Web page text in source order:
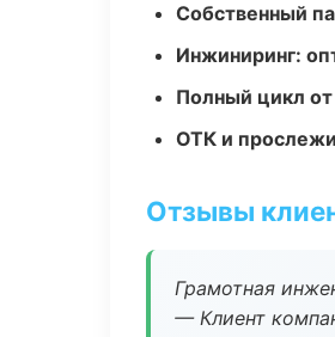
Собственный
Инжиниринг:
Полный цикл
ОТК и
Отзывы
Грамотная
— Клиент